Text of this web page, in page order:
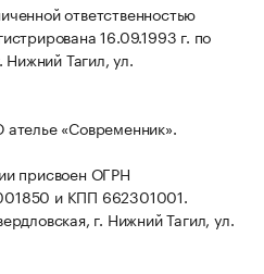
ответственностью
16.09.1993 г. по
Нижний Тагил, ул.
«Современник».
присвоен ОГРН
и КПП 662301001.
г. Нижний Тагил, ул.